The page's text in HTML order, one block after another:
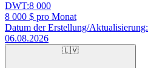
DWT:8 000
8 000 $ pro Monat
Datum der Erstellung/Aktualisierung:
06.08.2026
🇱🇻